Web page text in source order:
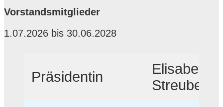
Vorstandsmitglieder
1.07.2026 bis 30.06.2028
Präsidentin
Elisabeth
Streubel